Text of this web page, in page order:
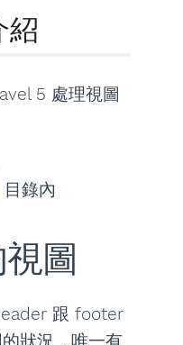
紹
5 處理視圖
目錄內
圖
跟 footer
狀況，唯一有